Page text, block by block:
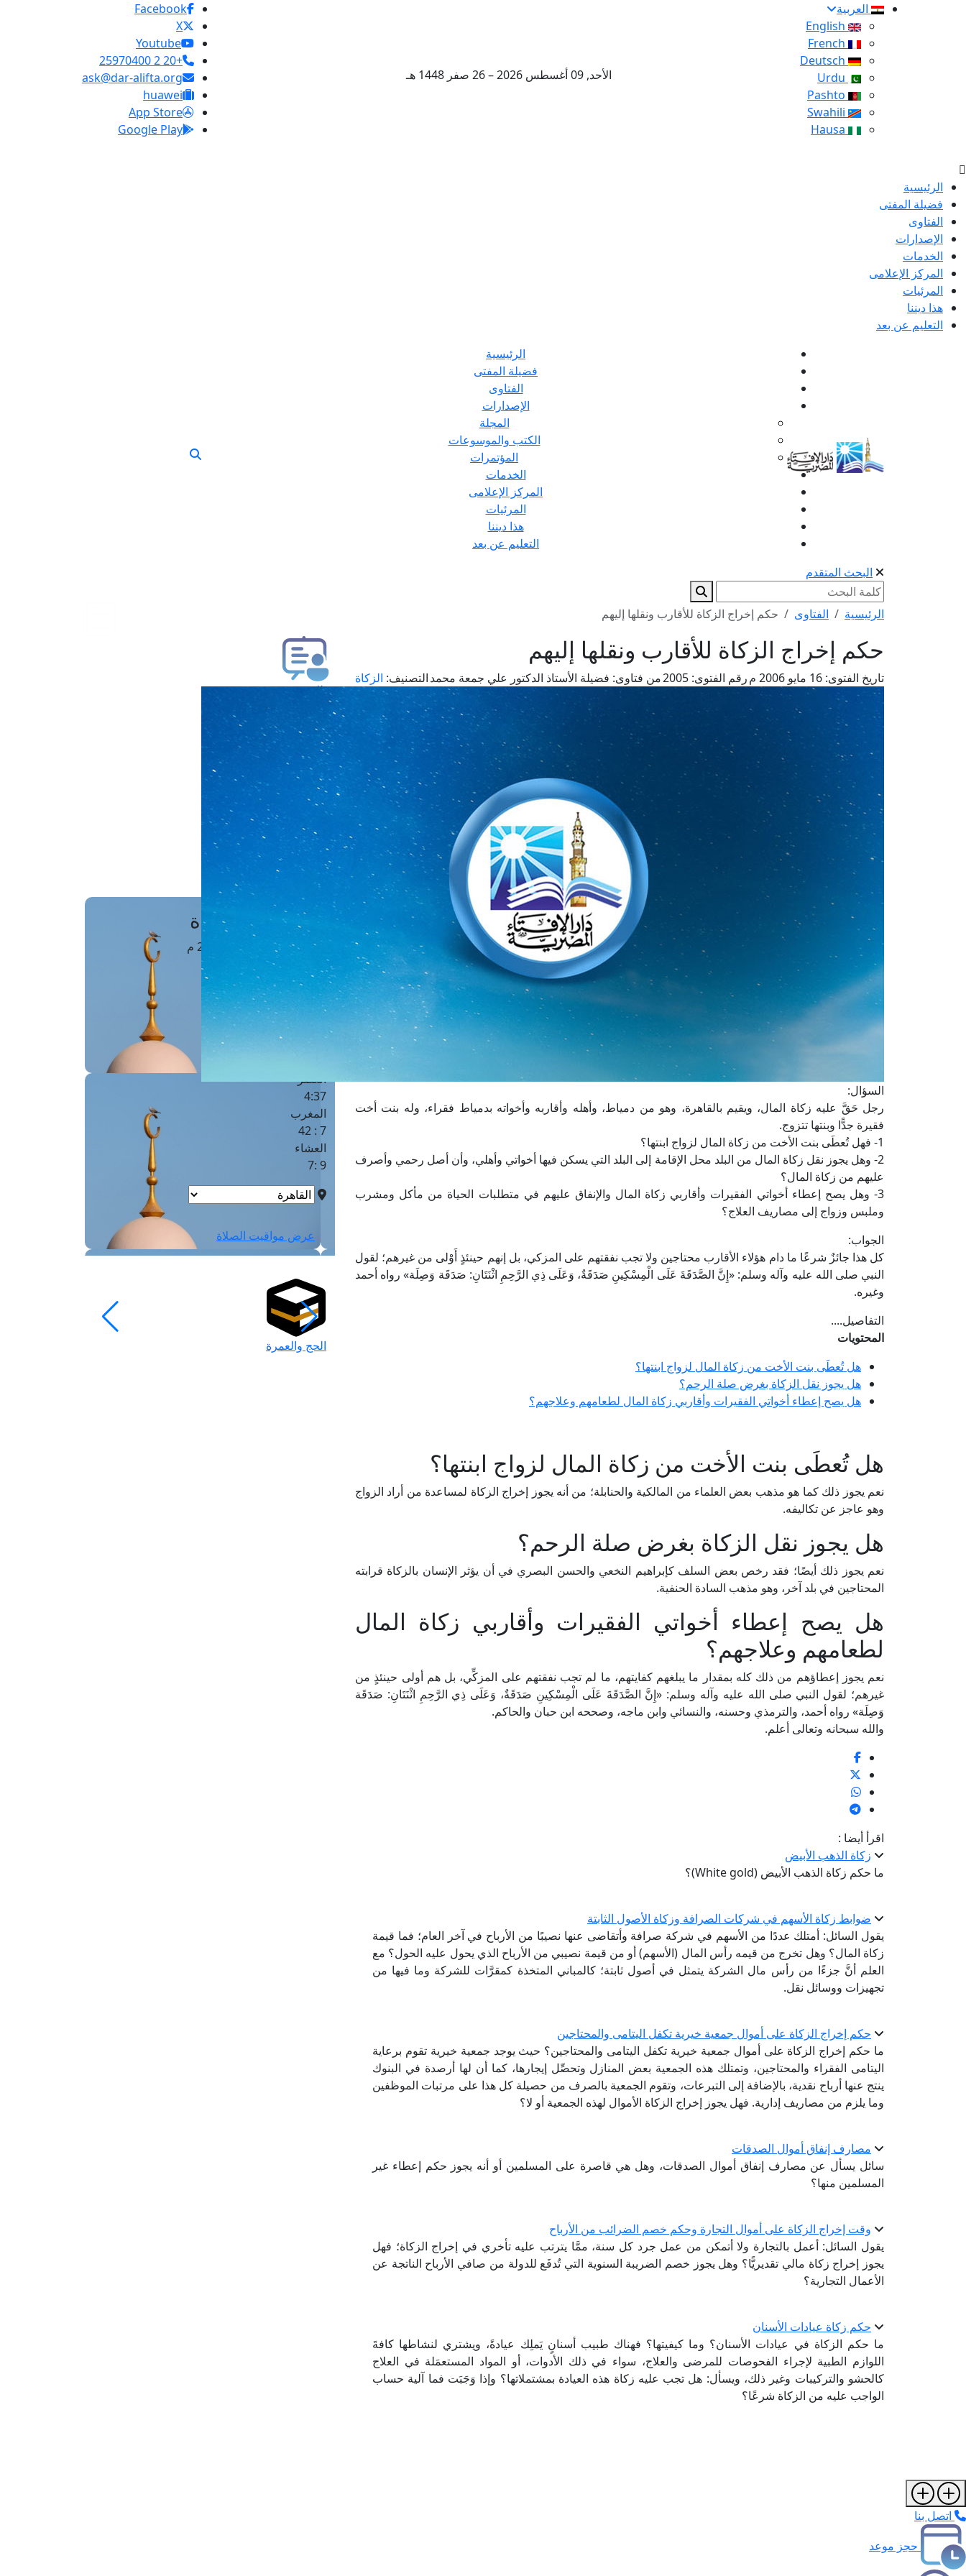
العربية
الأحد, 09 أغسطس 2026 – 26 صفر 1448 هـ
Facebook
X
Youtube
+20 2 25970400
ask@dar-alifta.org
huawei
App Store
Google Play
الرئيسية
فضيلة المفتى
الفتاوى
الإصدارات
الخدمات
المركز الإعلامى
المرئيات
هذا ديننا
التعليم عن بعد
الرئيسية
فضيلة المفتى
الفتاوى
الإصدارات
المجلة
الكتب والموسوعات
المؤتمرات
الخدمات
المركز الإعلامى
المرئيات
هذا ديننا
التعليم عن بعد
البحث المتقدم
الرئيسية الفتاوى حكم إخراج الزكاة للأقارب ونقلها إليهم
حكم إخراج الزكاة للأقارب ونقلها إليهم
تاريخ الفتوى: رقم الفتوى: من فتاوى: فضيلة الأستاذ الدكتور علي جمعة محمدالتصنيف: الزكاة
السؤال:
رجل حَقَّ عليه زكاة المال، ويقيم بالقاهرة، وهو من دمياط، وأهله وأقاربه وأخواته بدمياط فقراء، وله بنت أخت
فقيرة جدًّا وبنتها تتزوج.
1- فهل تُعطَى بنت الأخت من زكاة المال لزواج ابنتها؟
2- وهل يجوز نقل زكاة المال من البلد محل الإقامة إلى البلد التي يسكن فيها أخواتي وأهلي، وأن أصل رحمي وأصرف
عليهم من زكاة المال؟
3- وهل يصح إعطاء أخواتي الفقيرات وأقاربي زكاة المال والإنفاق عليهم في متطلبات الحياة من مأكل ومشرب
وملبس وزواج إلى مصاريف العلاج؟
الجواب:
كل هذا جائزٌ شرعًا ما دام هؤلاء الأقارب محتاجين ولا تجب نفقتهم على المزكي، بل إنهم حينئذٍ أَوْلى من غيرهم؛ لقول
النبي صلى الله عليه وآله وسلم: «إِنَّ الصَّدَقَةَ عَلَى الْمِسْكِينِ صَدَقَةٌ، وَعَلَى ذِي الرَّحِمِ اثْنَتَانِ: صَدَقَة وَصِلَة» رواه أحمد
وغيره.
التفاصيل....
المحتويات
هل تُعطَى بنت الأخت من زكاة المال لزواج ابنتها؟
هل يجوز نقل الزكاة بغرض صلة الرحم؟
هل يصح إعطاء أخواتي الفقيرات وأقاربي زكاة المال لطعامهم وعلاجهم؟
هل تُعطَى بنت الأخت من زكاة المال لزواج ابنتها؟
نعم يجوز ذلك كما هو مذهب بعض العلماء من المالكية والحنابلة؛ من أنه يجوز إخراج الزكاة لمساعدة من أراد الزواج
وهو عاجز عن تكاليفه.
هل يجوز نقل الزكاة بغرض صلة الرحم؟
نعم يجوز ذلك أيضًا؛ فقد رخص بعض السلف كإبراهيم النخعي والحسن البصري في أن يؤثر الإنسان بالزكاة قرابته
المحتاجين في بلد آخر، وهو مذهب السادة الحنفية.
هل يصح إعطاء أخواتي الفقيرات وأقاربي زكاة المال
لطعامهم وعلاجهم؟
نعم يجوز إعطاؤهم من ذلك كله بمقدار ما يبلغهم كفايتهم، ما لم تجب نفقتهم على المزكِّي، بل هم أولى حينئذٍ من
غيرهم؛ لقول النبي صلى الله عليه وآله وسلم: «إِنَّ الصَّدَقَةَ عَلَى الْمِسْكِينِ صَدَقَةٌ، وَعَلَى ذِي الرَّحِمِ اثْنَتَانِ: صَدَقَة
وَصِلَة» رواه أحمد، والترمذي وحسنه، والنسائي وابن ماجه، وصححه ابن حبان والحاكم.
والله سبحانه وتعالى أعلم.
اقرأ أيضا :
زكاة الذهب الأبيض
ما حكم زكاة الذهب الأبيض (White gold)؟
ضوابط زكاة الأسهم في شركات الصرافة وزكاة الأصول الثابتة
يقول السائل: أمتلك عددًا من الأسهم في شركة صرافة وأتقاضى عنها نصيبًا من الأرباح في آخر العام؛ فما قيمة
زكاة المال؟ وهل تخرج من قيمه رأس المال (الأسهم) أو من قيمة نصيبي من الأرباح الذي يحول عليه الحول؟ مع
العلم أنَّ جزءًا من رأس مال الشركة يتمثل في أصول ثابتة؛ كالمباني المتخذة كمقرَّات للشركة وما فيها من
تجهيزات ووسائل نقل.
حكم إخراج الزكاة على أموال جمعية خيرية تكفل اليتامى والمحتاجين
ما حكم إخراج الزكاة على أموال جمعية خيرية تكفل اليتامى والمحتاجين؟ حيث يوجد جمعية خيرية تقوم برعاية
اليتامى الفقراء والمحتاجين، وتمتلك هذه الجمعية بعض المنازل وتحصِّل إيجارها، كما أن لها أرصدة في البنوك
ينتج عنها أرباح نقدية، بالإضافة إلى التبرعات، وتقوم الجمعية بالصرف من حصيلة كل هذا على مرتبات الموظفين
وما يلزم من مصاريف إدارية. فهل يجوز إخراج الزكاة الأموال لهذه الجمعية أو لا؟
مصارف إنفاق أموال الصدقات
سائل يسأل عن مصارف إنفاق أموال الصدقات، وهل هي قاصرة على المسلمين أو أنه يجوز حكم إعطاء غير
المسلمين منها؟
وقت إخراج الزكاة على أموال التجارة وحكم خصم الضرائب من الأرباح
يقول السائل: أعمل بالتجارة ولا أتمكن من عمل جرد كل سنة، ممَّا يترتب عليه تأخري في إخراج الزكاة؛ فهل
يجوز إخراج زكاة مالي تقديريًّا؟ وهل يجوز خصم الضريبة السنوية التي تُدفَع للدولة من صافي الأرباح الناتجة عن
الأعمال التجارية؟
حكم زكاة عيادات الأسنان
ما حكم الزكاة في عيادات الأسنان؟ وما كيفيتها؟ فهناك طبيب أسنانٍ يَملِك عيادةً، ويشتري لنشاطها كافةَ
اللوازم الطبية لإجراء الفحوصات للمرضى والعلاج، سواء في ذلك الأدوات، أو المواد المستعمَلة في العلاج
كالحشو والتركيبات وغير ذلك، ويسأل: هل تجب عليه زكاة هذه العيادة بمشتملاتها؟ وإذا وَجَبَت فما آلية حساب
الواجب عليه من الزكاة شرعًا؟
طلب فتوى
استعلام عن فتوى
حجز موعد
الفتوى الهاتفية
مَواقِيتُ الصَّـــلاة
القاهرة · 09 أغسطس 2026 م
الفجر
4 :43
الشروق
العصر
4:37
المغرب
7 : 42
العشاء
9 :7
عرض مواقيت الصلاة
الحج والعمرة
اتصل بنا
حجز موعد